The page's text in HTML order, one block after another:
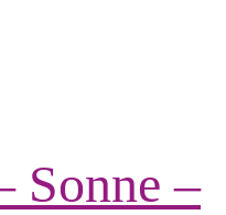
Sonne –